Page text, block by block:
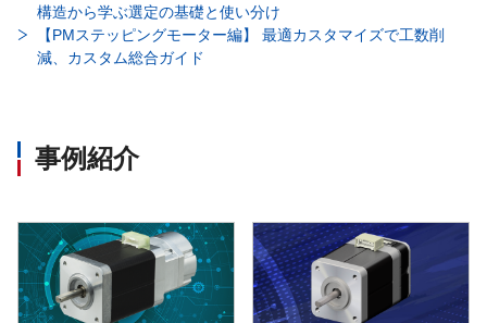
構造から学ぶ選定の基礎と使い分け
【PMステッピングモーター編】 最適カスタマイズで工数削
減、カスタム総合ガイド
事例紹介